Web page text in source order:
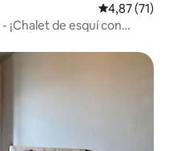
Calificación
4,87 (71)
- ¡Chalet de esquí con